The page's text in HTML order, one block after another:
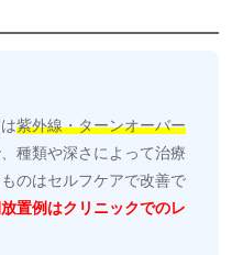
紫外線・ターンオーバー
種類や深さによって治療
のはセルフケアで改善で
置例はクリニックでのレ